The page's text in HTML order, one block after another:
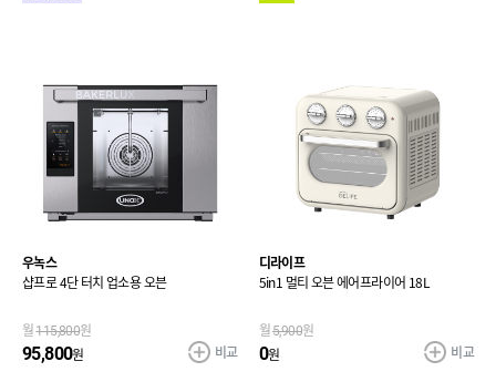
우녹스
샵프로 4단 터치 업소용 오븐
월115,800원
95,800원 비교
디라이프
5in1 멀티 오븐 에어프라이어 18L
월5,900원
0원 비교